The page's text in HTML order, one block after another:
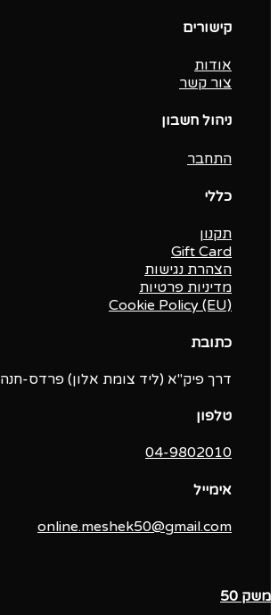
קישורים
אודות
צור קשר
ניהול חשבון
התחבר
כללי
תקנון
Gift Card
הצהרת נגישות
מדיניות פרטיות
Cookie Policy (EU)
כתובת
דרך פיק"א (ליד צומת אלון) פרדס-חנה
טלפון
04-9802010‬
אימייל
online.meshek50@gmail.com
משק 50